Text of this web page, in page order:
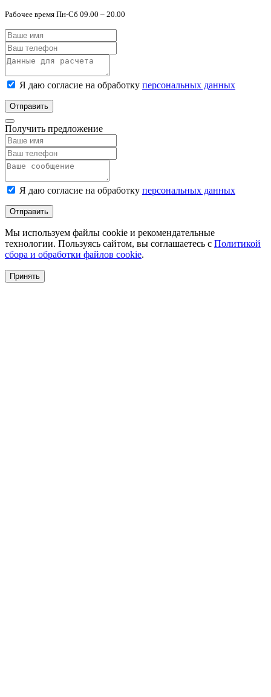
Рабочее время Пн-Сб 09.00 – 20.00
Я даю согласие на обработку персональных данных
Отправить
Получить предложение
Я даю согласие на обработку персональных данных
Отправить
Мы используем файлы cookie и рекомендательные
технологии. Пользуясь сайтом, вы соглашаетесь с Политикой
сбора и обработки файлов cookie.
Принять